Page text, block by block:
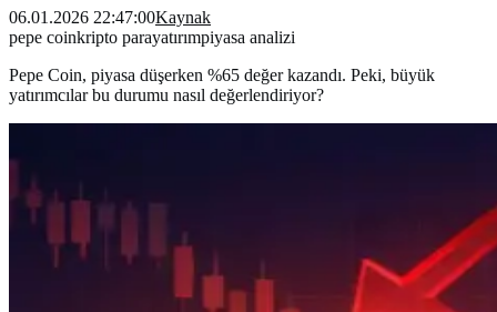
06.01.2026 22:47:00Kaynak
pepe coinkripto parayatırımpiyasa analizi
Pepe Coin, piyasa düşerken %65 değer kazandı. Peki, büyük
yatırımcılar bu durumu nasıl değerlendiriyor?